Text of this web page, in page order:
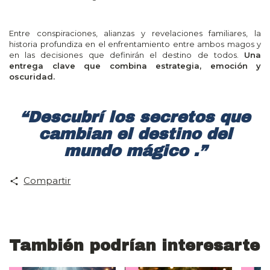
Entre conspiraciones, alianzas y revelaciones familiares, la
historia profundiza en el enfrentamiento entre ambos magos y
en las decisiones que definirán el destino de todos. Una
entrega clave que combina estrategia, emoción y
oscuridad.
“Descubrí los secretos que
cambian el destino del
mundo mágico .”
Compartir
También podrían interesarte